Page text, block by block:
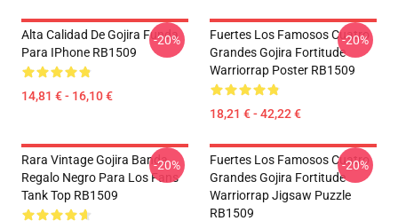
Alta Calidad De Gojira Funda
Para IPhone RB1509
14,81 € - 16,10 €
-20%
Fuertes Los Famosos Cuatro
Grandes Gojira Fortitude
Warriorrap Poster RB1509
18,21 € - 42,22 €
-20%
Rara Vintage Gojira Banda
Regalo Negro Para Los Fans
Tank Top RB1509
-20%
Fuertes Los Famosos Cuatro
Grandes Gojira Fortitude
Warriorrap Jigsaw Puzzle
RB1509
-20%